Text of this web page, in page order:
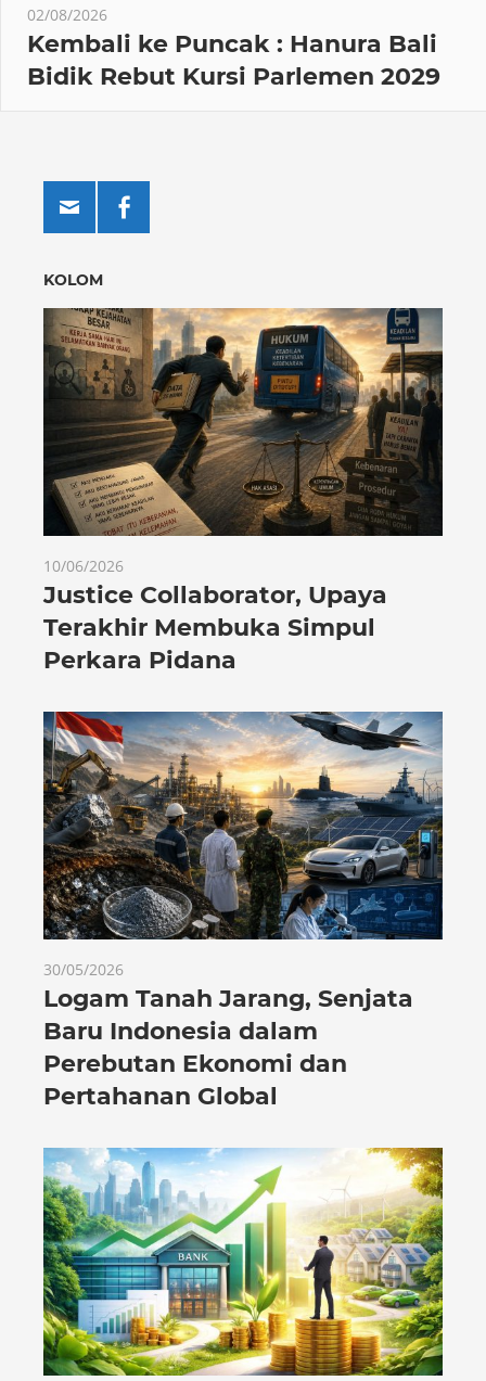
02/08/2026
Kembali ke Puncak : Hanura Bali
Bidik Rebut Kursi Parlemen 2029
KOLOM
10/06/2026
Justice Collaborator, Upaya
Terakhir Membuka Simpul
Perkara Pidana
30/05/2026
Logam Tanah Jarang, Senjata
Baru Indonesia dalam
Perebutan Ekonomi dan
Pertahanan Global